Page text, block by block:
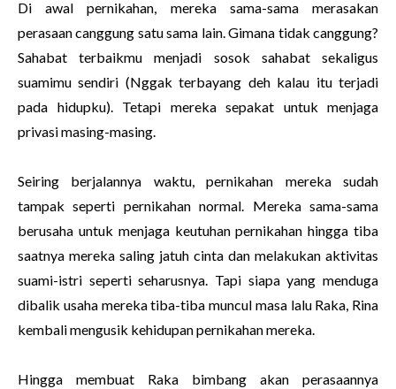
Di awal pernikahan, mereka sama-sama merasakan
perasaan canggung satu sama lain. Gimana tidak canggung?
Sahabat terbaikmu menjadi sosok sahabat sekaligus
suamimu sendiri (Nggak terbayang deh kalau itu terjadi
pada hidupku). Tetapi mereka sepakat untuk menjaga
privasi masing-masing.
Seiring berjalannya waktu, pernikahan mereka sudah
tampak seperti pernikahan normal. Mereka sama-sama
berusaha untuk menjaga keutuhan pernikahan hingga tiba
saatnya mereka saling jatuh cinta dan melakukan aktivitas
suami-istri seperti seharusnya. Tapi siapa yang menduga
dibalik usaha mereka tiba-tiba muncul masa lalu Raka, Rina
kembali mengusik kehidupan pernikahan mereka.
Hingga membuat Raka bimbang akan perasaannya